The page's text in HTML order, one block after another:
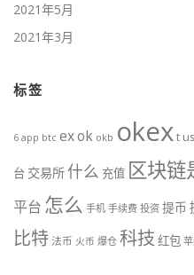
2021年5月
2021年3月
标签
6 app btc exok okb okext
台 交易所 什么 充值 区块链
平台 怎么 手机 手续费 投资 提币
比特法币 火币 爆仓 科技 红包